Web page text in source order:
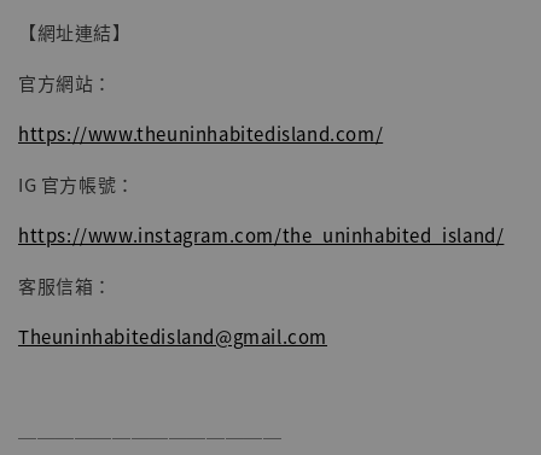
【網址連結】
官方網站：
https://www.theuninhabitedisland.com/
IG 官方帳號：
https://www.instagram.com/the_uninhabited_island/
客服信箱：
Theuninhabitedisland@gmail.com
──────────────